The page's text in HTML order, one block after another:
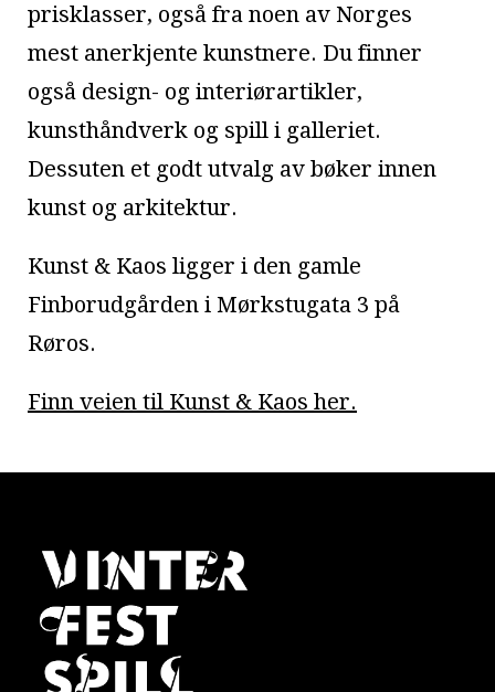
prisklasser, også fra noen av Norges
mest anerkjente kunstnere. Du finner
også design- og interiørartikler,
kunsthåndverk og spill i galleriet.
Dessuten et godt utvalg av bøker innen
kunst og arkitektur.
Kunst & Kaos ligger i den gamle
Finborudgården i Mørkstugata 3 på
Røros.
Finn veien til Kunst & Kaos her.